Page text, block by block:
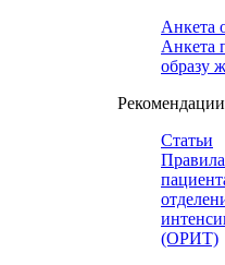
Анкета
Анкета
образу
Статьи
(ОРИТ)